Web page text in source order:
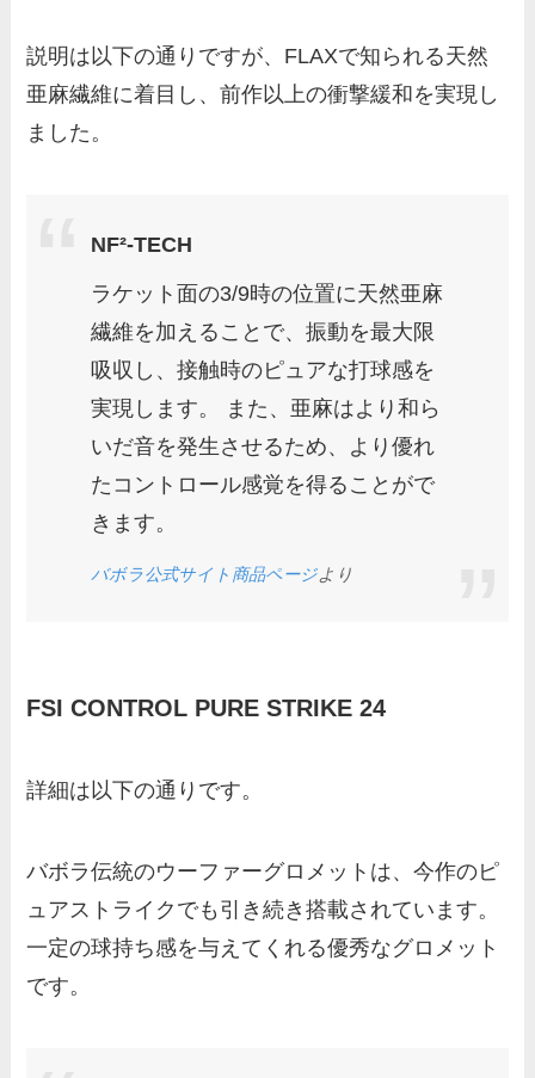
説明は以下の通りですが、FLAXで知られる天然
亜麻繊維に着目し、前作以上の衝撃緩和を実現し
ました。
NF²-TECH
ラケット面の3/9時の位置に天然亜麻
繊維を加えることで、振動を最大限
吸収し、接触時のピュアな打球感を
実現します。 また、亜麻はより和ら
いだ音を発生させるため、より優れ
たコントロール感覚を得ることがで
きます。
バボラ公式サイト商品ページより
FSI CONTROL PURE STRIKE 24
詳細は以下の通りです。
バボラ伝統のウーファーグロメットは、今作のピ
ュアストライクでも引き続き搭載されています。
一定の球持ち感を与えてくれる優秀なグロメット
です。